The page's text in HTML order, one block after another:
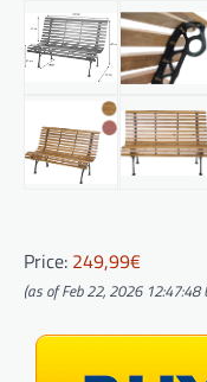
Price: 249,99€
(as of Feb 22, 2026 12:47:48